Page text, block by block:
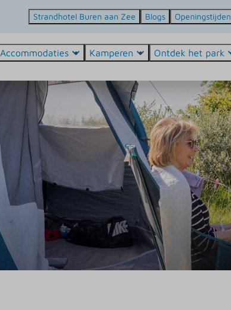
Strandhotel Buren aan Zee Blogs Openingstijden
Accommodaties Kamperen Ontdek het park